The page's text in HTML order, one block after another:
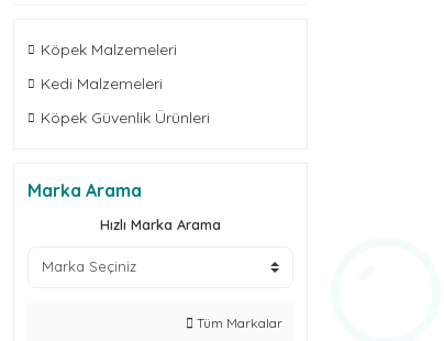
Köpek Malzemeleri
Kedi Malzemeleri
Köpek Güvenlik Ürünleri
Marka Arama
Hızlı Marka Arama
Tüm Markalar